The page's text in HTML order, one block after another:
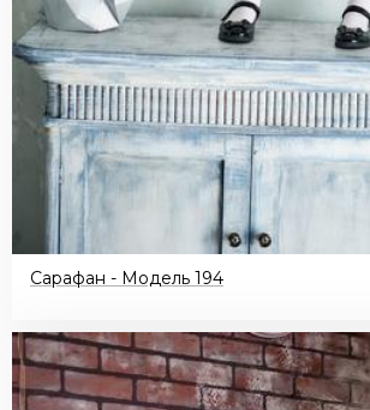
Сарафан - Модель 194